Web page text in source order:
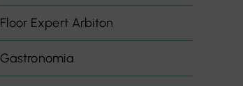
Floor Expert Arbiton
Gastronomia